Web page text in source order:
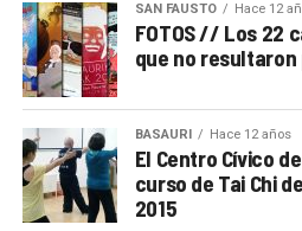
SAN FAUSTO Hace 12
FOTOS // Los 22
que no resultaron
BASAURI Hace 12 años
El Centro Cívico
curso de Tai Chi
2015